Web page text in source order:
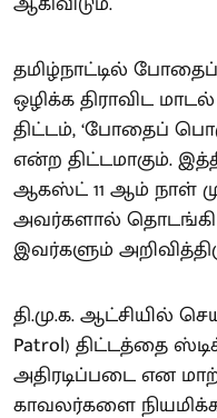
தமிழ்நாட்டில்
ஒழிக்க திராவிட
திட்டம், ‘போதைப்
என்ற திட்டமாகும்.
ஆகஸ்ட் 11 ஆம் நாள்
அவர்களால்
இவர்களும்
தி.மு.க. ஆட்சியில்
Patrol) திட்டத்தை
அதிரடிப்படை என
காவலர்களை